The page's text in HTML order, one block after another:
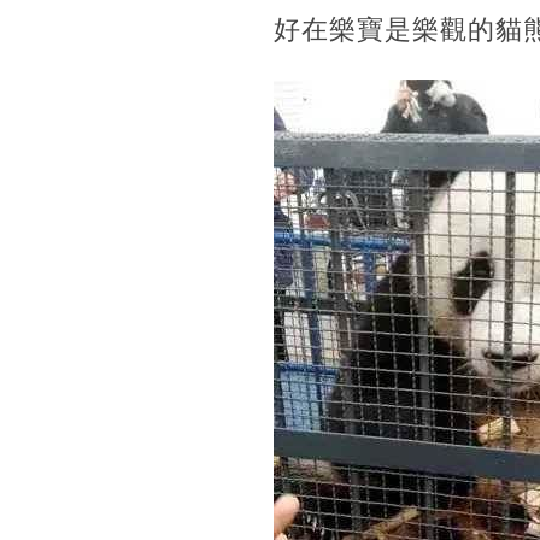
好在樂寶是樂觀的貓